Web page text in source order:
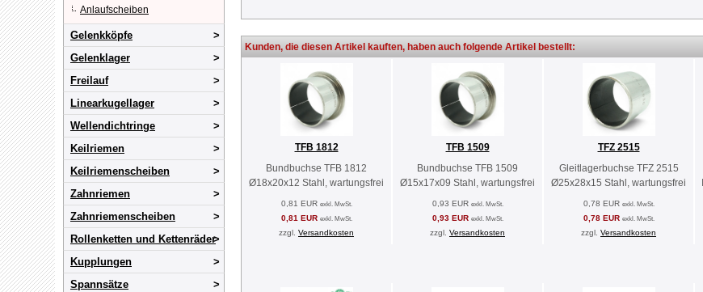
Anlaufscheiben
Gelenkköpfe
Gelenklager
Freilauf
Linearkugellager
Wellendichtringe
Keilriemen
Keilriemenscheiben
Zahnriemen
Zahnriemenscheiben
Rollenketten und Kettenräder
Kupplungen
Spannsätze
Kunden, die diesen Artikel kauften, haben auch folgende Artikel bestellt:
TFB 1812
Bundbuchse TFB 1812
Ø18x20x12 Stahl, wartungsfrei
0,81 EUR exkl. MwSt.
0,81 EUR exkl. MwSt.
zzgl. Versandkosten
TFB 1509
Bundbuchse TFB 1509
Ø15x17x09 Stahl, wartungsfrei
0,93 EUR exkl. MwSt.
0,93 EUR exkl. MwSt.
zzgl. Versandkosten
TFZ 2515
Gleitlagerbuchse TFZ 2515
Ø25x28x15 Stahl, wartungsfrei
0,78 EUR exkl. MwSt.
0,78 EUR exkl. MwSt.
zzgl. Versandkosten